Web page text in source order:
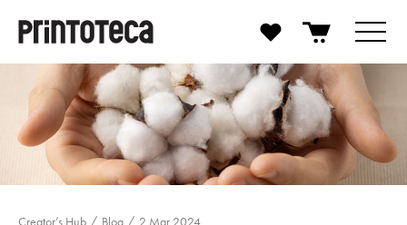
Creator’s Hub Blog 2 Mar 2024